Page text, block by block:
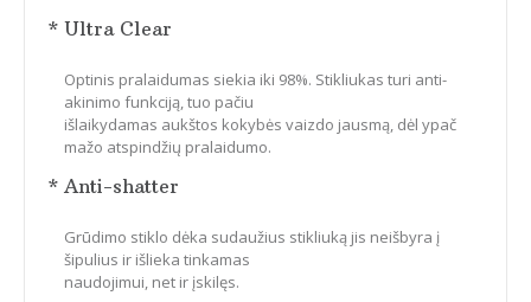
* Ultra Clear
Optinis pralaidumas siekia iki 98%. Stikliukas turi anti-
akinimo funkciją, tuo pačiu
išlaikydamas aukštos kokybės vaizdo jausmą, dėl ypač
mažo atspindžių pralaidumo.
* Anti-shatter
Grūdimo stiklo dėka sudaužius stikliuką jis neišbyra į
šipulius ir išlieka tinkamas
naudojimui, net ir įskilęs.